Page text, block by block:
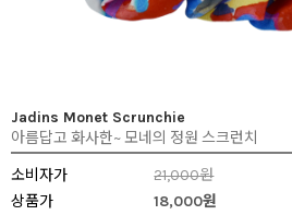
Jadins Monet Scrunchie
아름답고 화사한~ 모네의 정원 스크런치
소비자가
21,000원
상품가
18,000원